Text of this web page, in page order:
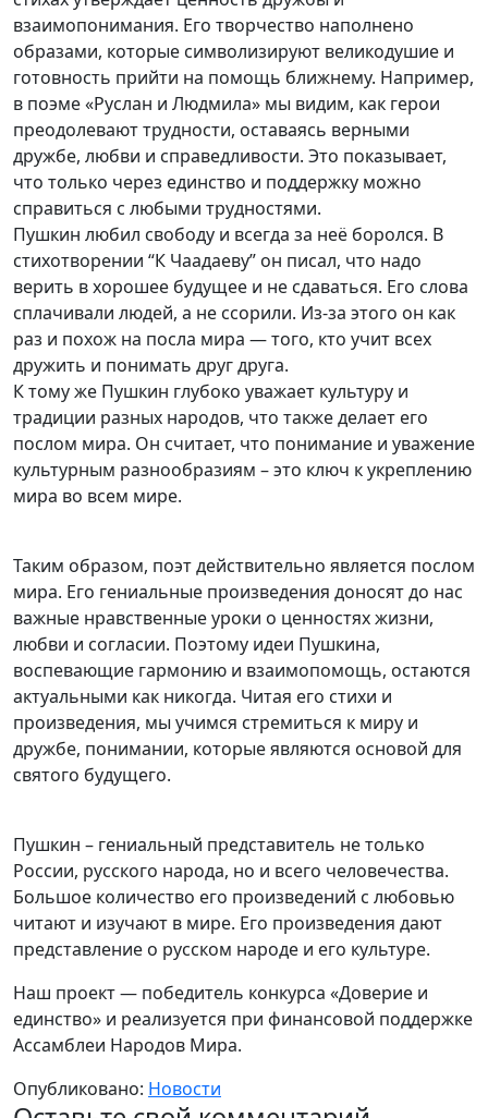
взаимопонимания. Его творчество наполнено
образами, которые символизируют великодушие и
готовность прийти на помощь ближнему. Например,
в поэме «Руслан и Людмила» мы видим, как герои
преодолевают трудности, оставаясь верными
дружбе, любви и справедливости. Это показывает,
что только через единство и поддержку можно
справиться с любыми трудностями.
Пушкин любил свободу и всегда за неё боролся. В
стихотворении “К Чаадаеву” он писал, что надо
верить в хорошее будущее и не сдаваться. Его слова
сплачивали людей, а не ссорили. Из-за этого он как
раз и похож на посла мира — того, кто учит всех
дружить и понимать друг друга.
К тому же Пушкин глубоко уважает культуру и
традиции разных народов, что также делает его
послом мира. Он считает, что понимание и уважение
культурным разнообразиям – это ключ к укреплению
мира во всем мире.
Таким образом, поэт действительно является послом
мира. Его гениальные произведения доносят до нас
важные нравственные уроки о ценностях жизни,
любви и согласии. Поэтому идеи Пушкина,
воспевающие гармонию и взаимопомощь, остаются
актуальными как никогда. Читая его стихи и
произведения, мы учимся стремиться к миру и
дружбе, понимании, которые являются основой для
святого будущего.
Пушкин – гениальный представитель не только
России, русского народа, но и всего человечества.
Большое количество его произведений с любовью
читают и изучают в мире. Его произведения дают
представление о русском народе и его культуре.
Наш проект — победитель конкурса «Доверие и
единство» и реализуется при финансовой поддержке
Ассамблеи Народов Мира.
Опубликовано: Новости